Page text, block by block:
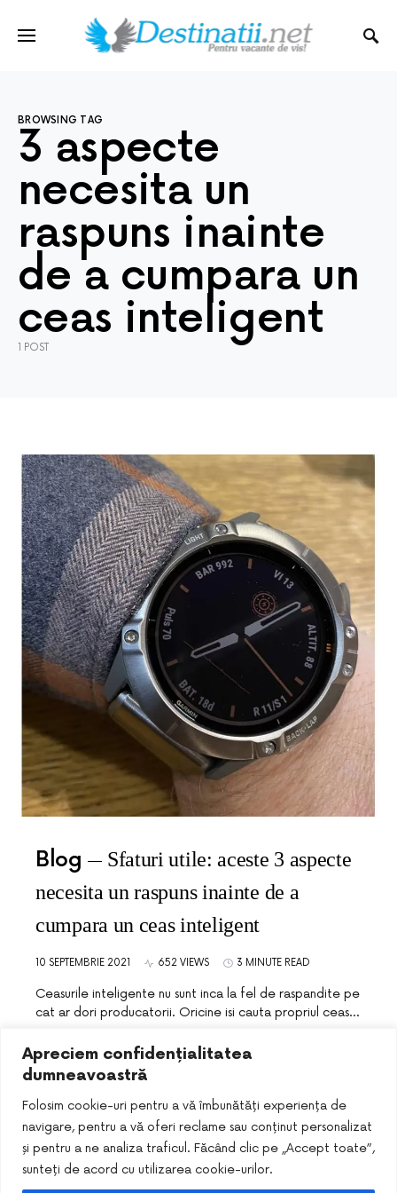
Apreciem confidențialitatea
dumneavoastră
Folosim cookie-uri pentru a vă îmbunătăți experiența de
navigare, pentru a vă oferi reclame sau conținut personalizat
și pentru a ne analiza traficul. Făcând clic pe „Accept toate”,
sunteți de acord cu utilizarea cookie-urilor.
BROWSING TAG
3 aspecte
necesita un
raspuns inainte
de a cumpara un
ceas inteligent
1 POST
Blog
Sfaturi utile: aceste 3 aspecte
necesita un raspuns inainte de a
cumpara un ceas inteligent
10 SEPTEMBRIE 2021 652 VIEWS 3 MINUTE READ
Ceasurile inteligente nu sunt inca la fel de raspandite pe
cat ar dori producatorii. Oricine isi cauta propriul ceas…